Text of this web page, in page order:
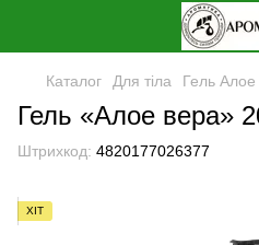
Каталог Для тіла Гель
Гель «Алое вера»
Штрихкод: 4820177026377
ХІТ